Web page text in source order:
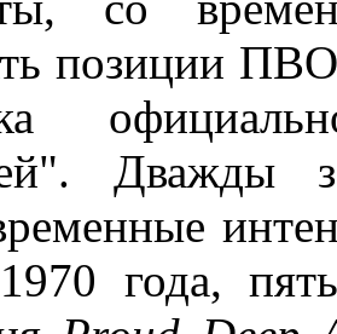
позиции
Дважды
года,